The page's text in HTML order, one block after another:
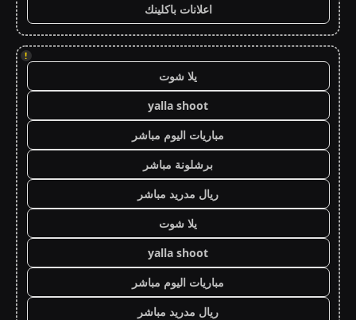
اعلانات باكلينك
!
يلا شوت
yalla shoot
مباريات اليوم مباشر
برشلونة مباشر
ريال مدريد مباشر
يلا شوت
yalla shoot
مباريات اليوم مباشر
ريال مدريد مباشر